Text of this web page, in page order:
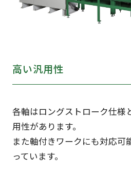
高い汎用性
各軸はロングストローク仕様
用性があります。
また軸付きワークにも対応可
っています。